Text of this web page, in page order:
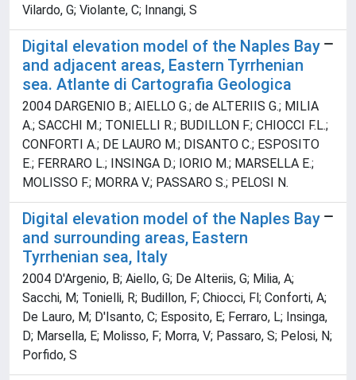
Vilardo, G; Violante, C; Innangi, S
Digital elevation model of the Naples Bay
and adjacent areas, Eastern Tyrrhenian
sea. Atlante di Cartografia Geologica
2004 DARGENIO B.; AIELLO G.; de ALTERIIS G.; MILIA
A.; SACCHI M.; TONIELLI R.; BUDILLON F.; CHIOCCI F.L.;
CONFORTI A.; DE LAURO M.; DISANTO C.; ESPOSITO
E.; FERRARO L.; INSINGA D.; IORIO M.; MARSELLA E.;
MOLISSO F.; MORRA V.; PASSARO S.; PELOSI N.
Digital elevation model of the Naples Bay
and surrounding areas, Eastern
Tyrrhenian sea, Italy
2004 D'Argenio, B; Aiello, G; De Alteriis, G; Milia, A;
Sacchi, M; Tonielli, R; Budillon, F; Chiocci, Fl; Conforti, A;
De Lauro, M; D'Isanto, C; Esposito, E; Ferraro, L; Insinga,
D; Marsella, E; Molisso, F; Morra, V; Passaro, S; Pelosi, N;
Porfido, S